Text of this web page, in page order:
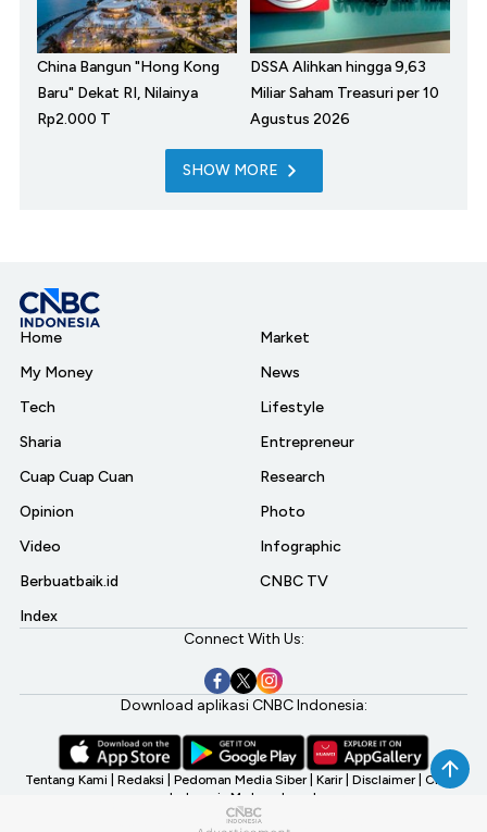
China Bangun "Hong Kong
Baru" Dekat RI, Nilainya
Rp2.000 T
DSSA Alihkan hingga 9,63
Miliar Saham Treasuri per 10
Agustus 2026
SHOW MORE
Home
My Money
Tech
Sharia
Cuap Cuap Cuan
Opinion
Video
Berbuatbaik.id
Index
Market
News
Lifestyle
Entrepreneur
Research
Photo
Infographic
CNBC TV
Connect With Us:
Download aplikasi CNBC Indonesia:
Tentang Kami Redaksi Pedoman Media Siber Karir Disclaimer CNBC
Indonesia My Investment
©2026 CNBC Indonesia, A Transmedia Company